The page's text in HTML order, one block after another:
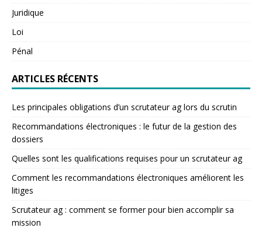
Juridique
Loi
Pénal
ARTICLES RÉCENTS
Les principales obligations d’un scrutateur ag lors du scrutin
Recommandations électroniques : le futur de la gestion des
dossiers
Quelles sont les qualifications requises pour un scrutateur ag
Comment les recommandations électroniques améliorent les
litiges
Scrutateur ag : comment se former pour bien accomplir sa
mission